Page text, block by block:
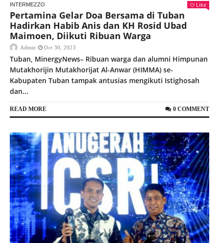
INTERMEZZO Like
Pertamina Gelar Doa Bersama di Tuban
Hadirkan Habib Anis dan KH Rosid Ubad
Maimoen, Diikuti Ribuan Warga
Admin Oct 30, 2023
Tuban, MinergyNews– Ribuan warga dan alumni Himpunan
Mutakhorijin Mutakhorijat Al-Anwar (HIMMA) se-
Kabupaten Tuban tampak antusias mengikuti Istighosah
dan...
READ MORE 0 COMMENT